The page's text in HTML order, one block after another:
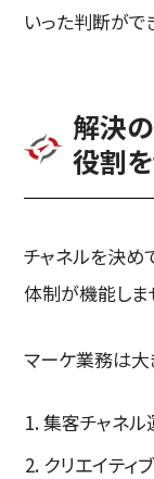
いった判断がで
解決
役割
チャネルを決め
体制が機能しま
マーケ業務は大
集客チャネル
クリエイティ